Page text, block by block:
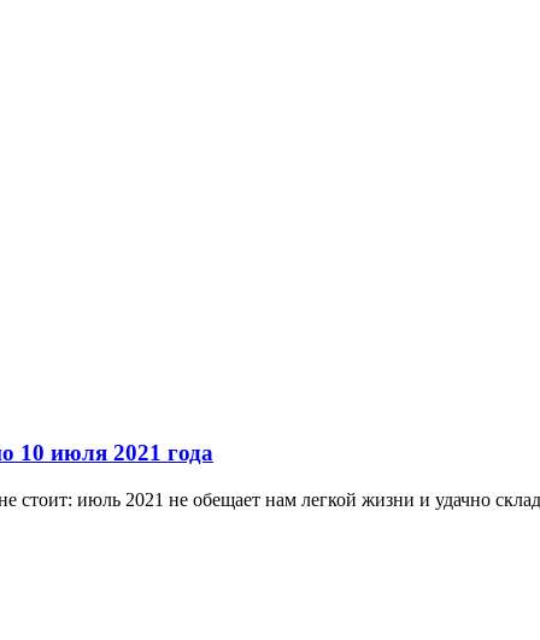
10 июля 2021 года
стоит: июль 2021 не обещает нам легкой жизни и удачно